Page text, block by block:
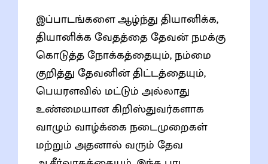
இப்பாடங்களை ஆழ்ந்து தியானிக்க,
தியானிக்க வேதத்தை தேவன் நமக்கு
கொடுத்த நோக்கத்தையும், நம்மை
குறித்து தேவனின் திட்டத்தையும்,
பெயரளவில் மட்டும் அல்லாது
உண்மையான கிறிஸ்துவர்களாக
வாழும் வாழ்க்கை நடைமுறைகள்
மற்றும் அதனால் வரும் தேவ